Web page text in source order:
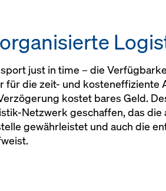
just in time – die
für die zeit- und kosteneffiziente
kostet bares Geld.
Netzwerk geschaffen, das die
gewährleistet und auch die